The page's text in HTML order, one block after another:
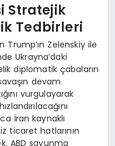
Stratejik
Tedbirleri
Trump’ın Zelenskiy ile
Ukrayna’daki
diplomatik çabaların
devam
vurgulayarak
İran kaynaklı
ticaret hatlarının
ABD savunma